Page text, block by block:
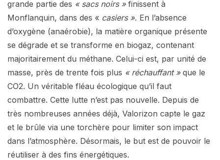
grande partie des « sacs noirs » finissent à
Monflanquin, dans des « casiers ». En l’absence
d’oxygène (anaérobie), la matière organique présente
se dégrade et se transforme en biogaz, contenant
majoritairement du méthane. Celui-ci est, par unité de
masse, près de trente fois plus « réchauffant »que le
CO2. Un véritable fléau écologique qu’il faut
combattre. Cette lutte n’est pas nouvelle. Depuis de
très nombreuses années déjà, Valorizon capte le gaz
et le brûle via une torchère pour limiter son impact
dans l’atmosphère. Désormais, le but est de pouvoir le
réutiliser à des fins énergétiques.